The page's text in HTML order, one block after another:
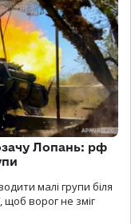
Лопань: рф
малі групи біля
щоб ворог не зміг